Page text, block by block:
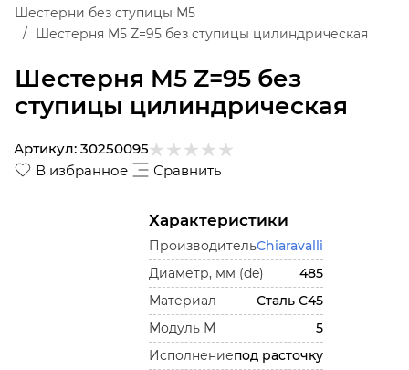
Шестерня M5 Z=95 без
ступицы цилиндрическая
Шестерни без ступицы М5
Шестерня M5 Z=95 без ступицы цилиндрическая
В избранное Сравнить
Артикул: 30250095
Характеристики
ПроизводительChiaravalli
Диаметр, мм (de)
485
Материал
Сталь С45
Модуль М
5
Исполнениепод расточку